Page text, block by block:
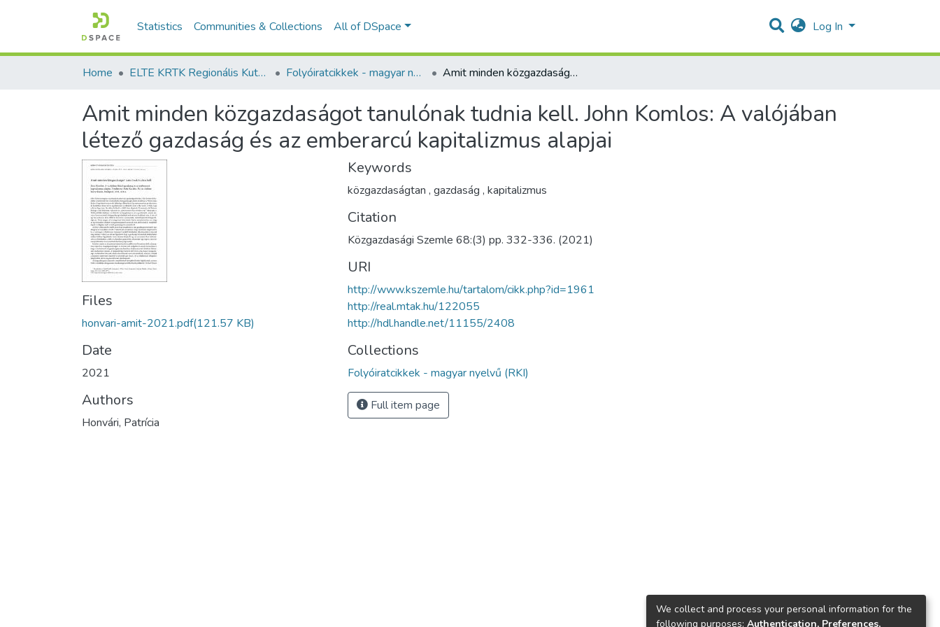
Statistics Communities & Collections All of DSpace Log In
Home ELTE KRTK Regionális Kutatások Intézete Folyóiratcikkek - magyar nyelvű (RKI) Amit minden közgazdaságot tanulónak tudnia kell. John Komlos: A valójában létező gazdaság és az emberarcú kapitalizmus alapjai
Amit minden közgazdaságot tanulónak tudnia kell. John Komlos: A valójában
létező gazdaság és az emberarcú kapitalizmus alapjai
Files
honvari-amit-2021.pdf(121.57 KB)
Date
2021
Authors
Honvári, Patrícia
Keywords
közgazdaságtan , gazdaság , kapitalizmus
Citation
Közgazdasági Szemle 68:(3) pp. 332-336. (2021)
URI
http://www.kszemle.hu/tartalom/cikk.php?id=1961
http://real.mtak.hu/122055
http://hdl.handle.net/11155/2408
Collections
Folyóiratcikkek - magyar nyelvű (RKI)
Full item page
We collect and process your personal information for the
following purposes: Authentication, Preferences,